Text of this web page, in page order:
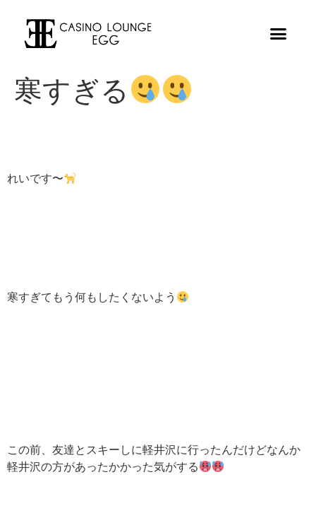
寒すぎる
れいです〜
寒すぎてもう何もしたくないよう
この前、友達とスキーしに軽井沢に行ったんだけどなんか
軽井沢の方があったかかった気がする